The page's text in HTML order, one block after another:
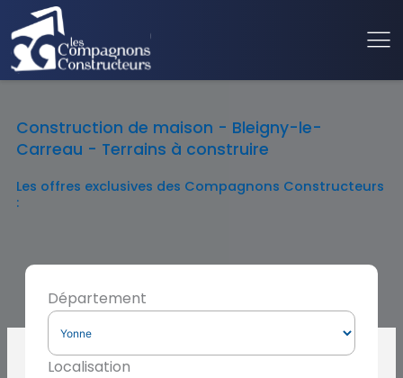
Construction de maison - Bleigny-le-
Carreau - Terrains à construire
Les offres exclusives des Compagnons Constructeurs
:
Département
Localisation